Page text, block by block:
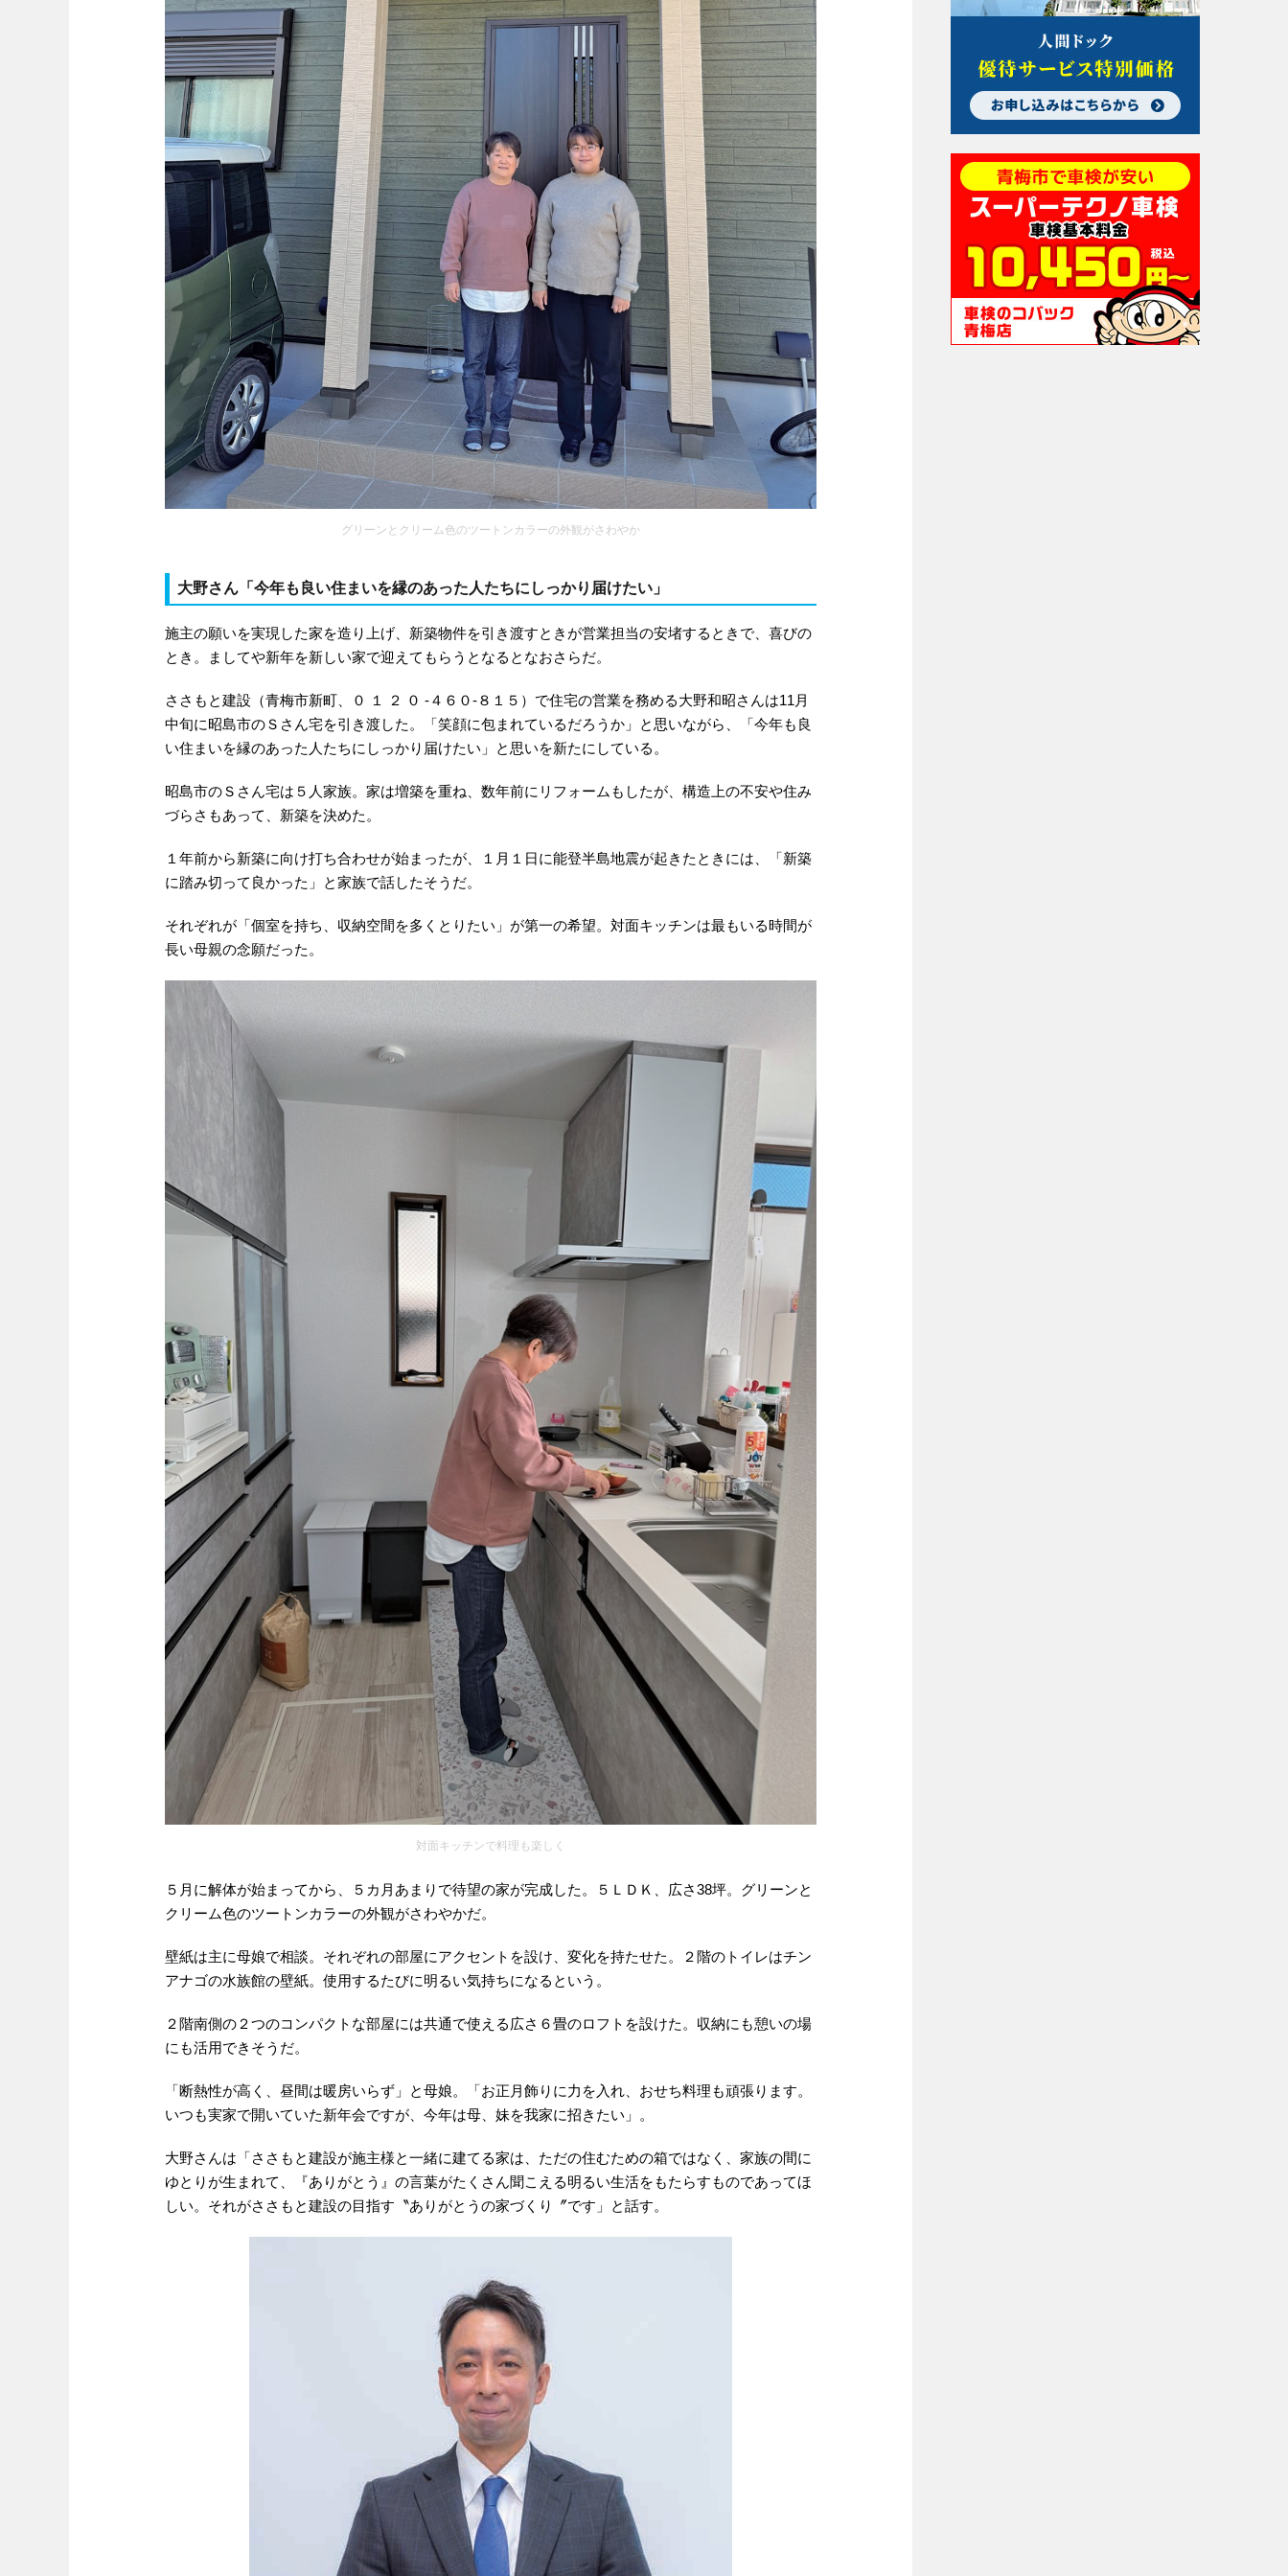
グリーンとクリーム色のツートンカラーの外観がさわやか
大野さん「今年も良い住まいを縁のあった人たちにしっかり届けたい」
施主の願いを実現した家を造り上げ、新築物件を引き渡すときが営業担当の安堵するときで、喜びの
とき。ましてや新年を新しい家で迎えてもらうとなるとなおさらだ。
ささもと建設（青梅市新町、０ １ ２ ０ ‐４６０‐８１５）で住宅の営業を務める大野和昭さんは11月
中旬に昭島市のＳさん宅を引き渡した。「笑顔に包まれているだろうか」と思いながら、「今年も良
い住まいを縁のあった人たちにしっかり届けたい」と思いを新たにしている。
昭島市のＳさん宅は５人家族。家は増築を重ね、数年前にリフォームもしたが、構造上の不安や住み
づらさもあって、新築を決めた。
１年前から新築に向け打ち合わせが始まったが、１月１日に能登半島地震が起きたときには、「新築
に踏み切って良かった」と家族で話したそうだ。
それぞれが「個室を持ち、収納空間を多くとりたい」が第一の希望。対面キッチンは最もいる時間が
長い母親の念願だった。
対面キッチンで料理も楽しく
５月に解体が始まってから、５カ月あまりで待望の家が完成した。５ＬＤＫ、広さ38坪。グリーンと
クリーム色のツートンカラーの外観がさわやかだ。
壁紙は主に母娘で相談。それぞれの部屋にアクセントを設け、変化を持たせた。２階のトイレはチン
アナゴの水族館の壁紙。使用するたびに明るい気持ちになるという。
２階南側の２つのコンパクトな部屋には共通で使える広さ６畳のロフトを設けた。収納にも憩いの場
にも活用できそうだ。
「断熱性が高く、昼間は暖房いらず」と母娘。「お正月飾りに力を入れ、おせち料理も頑張ります。
いつも実家で開いていた新年会ですが、今年は母、妹を我家に招きたい」。
大野さんは「ささもと建設が施主様と一緒に建てる家は、ただの住むための箱ではなく、家族の間に
ゆとりが生まれて、『ありがとう』の言葉がたくさん聞こえる明るい生活をもたらすものであってほ
しい。それがささもと建設の目指す〝ありがとうの家づくり〞です」と話す。